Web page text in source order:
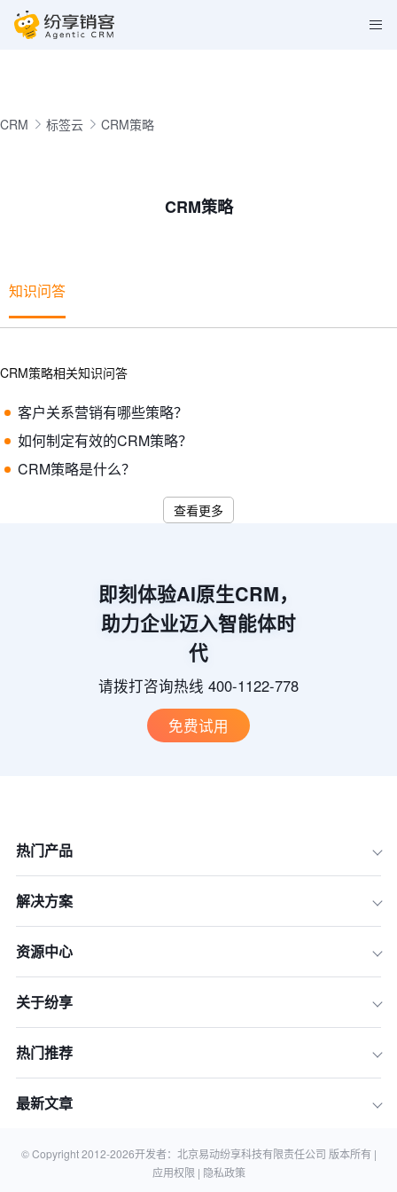
CRM 标签云 CRM策略
CRM策略
知识问答
CRM策略相关知识问答
客户关系营销有哪些策略？
如何制定有效的CRM策略？
CRM策略是什么？
查看更多
即刻体验AI原生CRM，
助力企业迈入智能体时
代
请拨打咨询热线 400-1122-778
免费试用
热门产品
解决方案
资源中心
关于纷享
热门推荐
最新文章
© Copyright 2012-2026开发者：北京易动纷享科技有限责任公司 版本所有 |
应用权限 | 隐私政策